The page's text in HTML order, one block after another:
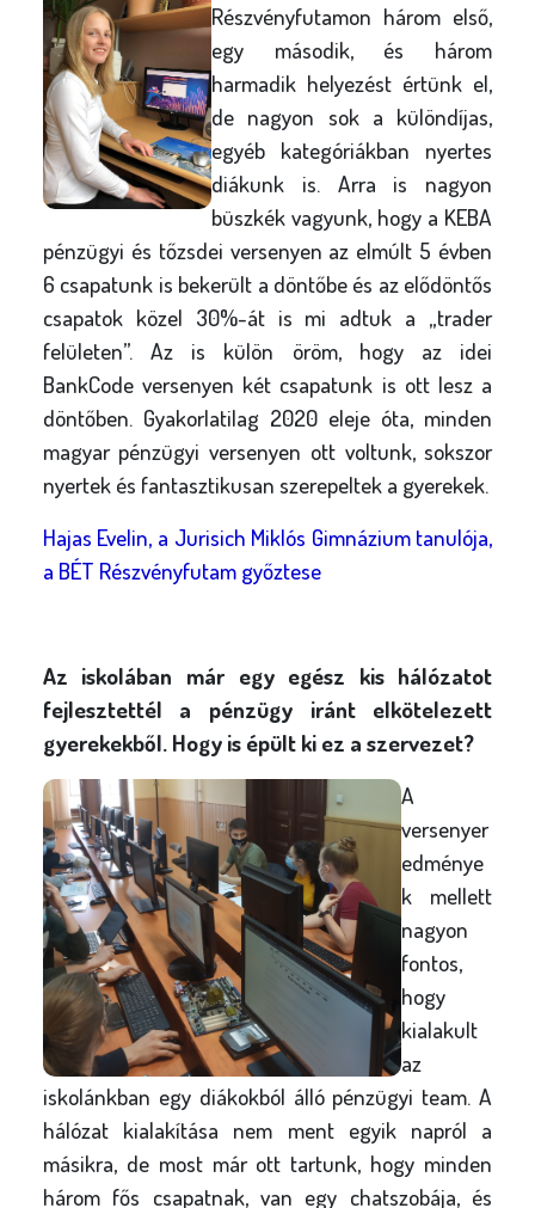
Részvényfutamon három első,
egy második, és három
harmadik helyezést értünk el,
de nagyon sok a különdíjas,
egyéb kategóriákban nyertes
diákunk is. Arra is nagyon
büszkék vagyunk, hogy a KEBA
pénzügyi és tőzsdei versenyen az elmúlt 5 évben
6 csapatunk is bekerült a döntőbe és az elődöntős
csapatok közel 30%-át is mi adtuk a „trader
felületen”. Az is külön öröm, hogy az idei
BankCode versenyen két csapatunk is ott lesz a
döntőben. Gyakorlatilag 2020 eleje óta, minden
magyar pénzügyi versenyen ott voltunk, sokszor
nyertek és fantasztikusan szerepeltek a gyerekek.
Hajas Evelin, a Jurisich Miklós Gimnázium tanulója,
a BÉT Részvényfutam győztese
Az iskolában már egy egész kis hálózatot
fejlesztettél a pénzügy iránt elkötelezett
gyerekekből. Hogy is épült ki ez a szervezet?
A
versenyer
edménye
k mellett
nagyon
fontos,
hogy
kialakult
az
iskolánkban egy diákokból álló pénzügyi team. A
hálózat kialakítása nem ment egyik napról a
másikra, de most már ott tartunk, hogy minden
három fős csapatnak, van egy chatszobája, és